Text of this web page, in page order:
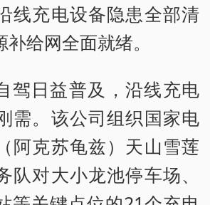
线充电设备隐患全部清
给网全面就绪。
驾日益普及，沿线充电
需。该公司组织国家电
阿克苏龟兹）天山雪莲
队对大小龙池停车场、